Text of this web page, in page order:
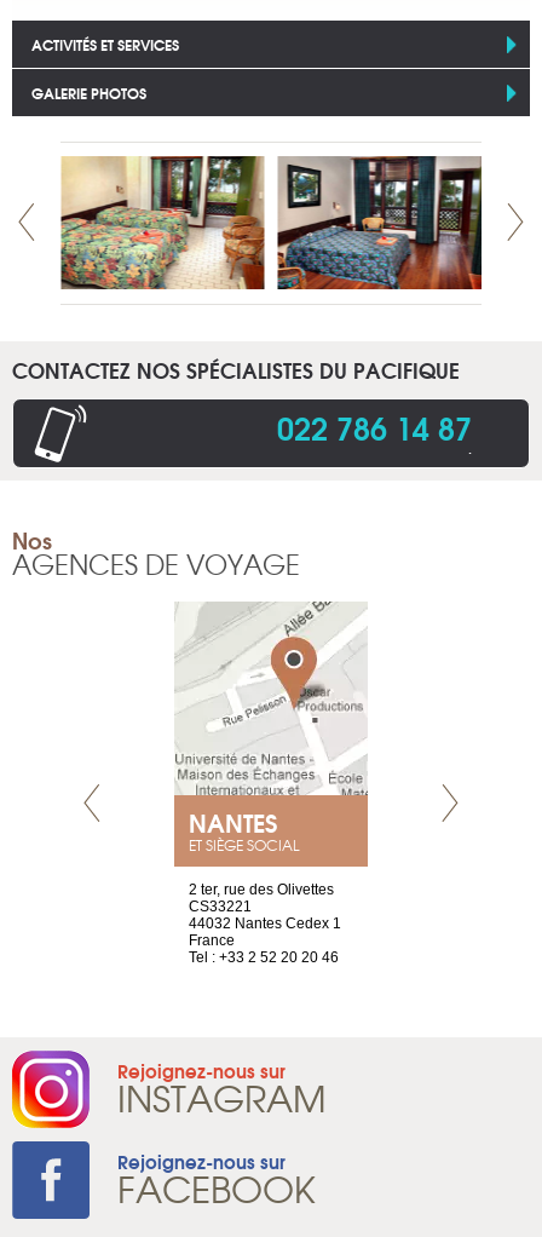
ACTIVITÉS ET SERVICES
GALERIE PHOTOS
CONTACTEZ NOS SPÉCIALISTES DU PACIFIQUE
022 786 14 87.
Nos
AGENCES DE VOYAGE
NANTES
ET SIÈGE SOCIAL
2 ter, rue des Olivettes
CS33221
44032 Nantes Cedex 1
France
Tel : +33 2 52 20 20 46
Rejoignez-nous sur
INSTAGRAM
Rejoignez-nous sur
FACEBOOK